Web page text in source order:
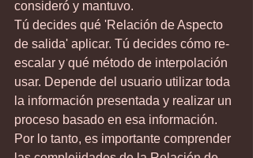
consideró y mantuvo.
Tú decides qué 'Relación de Aspecto
de salida' aplicar. Tú decides cómo re-
escalar y qué método de interpolación
usar. Depende del usuario utilizar toda
la información presentada y realizar un
proceso basado en esa información.
Por lo tanto, es importante comprender